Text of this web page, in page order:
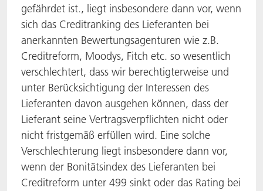
gefährdet ist., liegt insbesondere dann vor, wenn
sich das Creditranking des Lieferanten bei
anerkannten Bewertungsagenturen wie z.B.
Creditreform, Moodys, Fitch etc. so wesentlich
verschlechtert, dass wir berechtigterweise und
unter Berücksichtigung der Interessen des
Lieferanten davon ausgehen können, dass der
Lieferant seine Vertragsverpflichten nicht oder
nicht fristgemäß erfüllen wird. Eine solche
Verschlechterung liegt insbesondere dann vor,
wenn der Bonitätsindex des Lieferanten bei
Creditreform unter 499 sinkt oder das Rating bei